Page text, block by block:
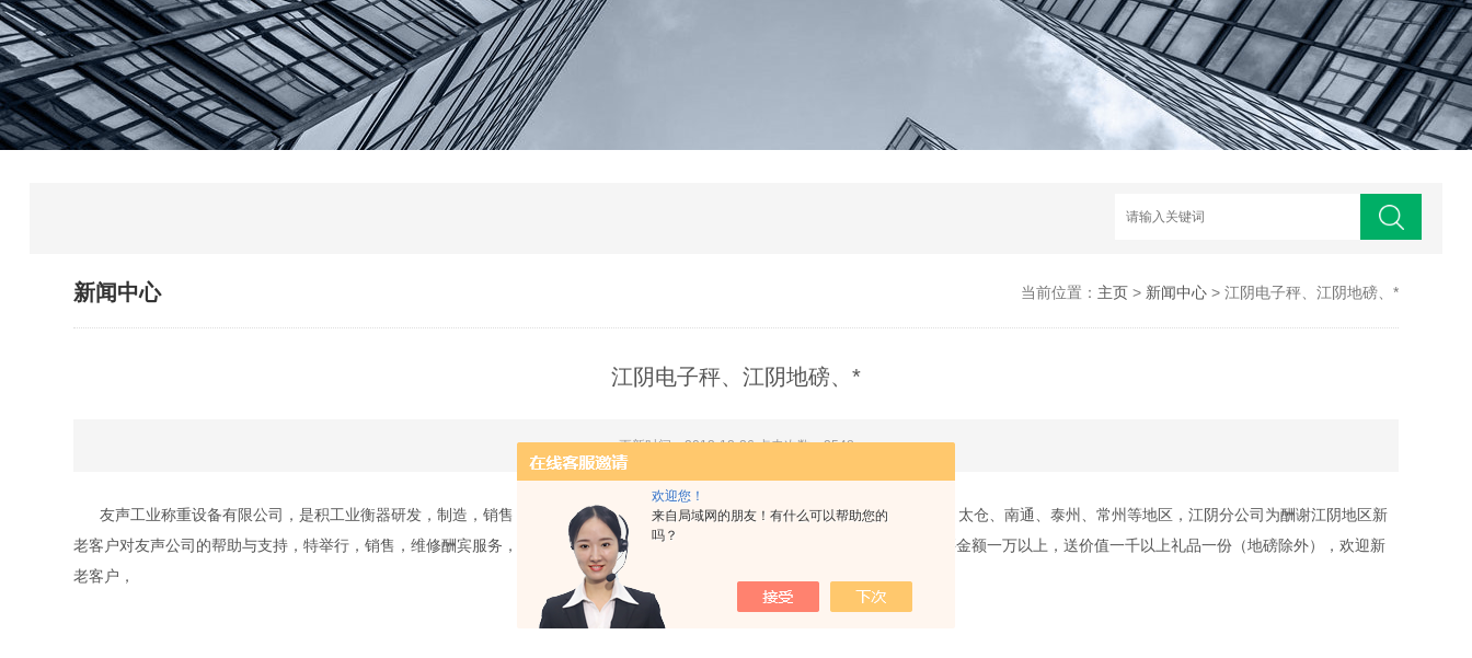
欢迎您！
来自局域网的朋友！有什么可以帮助您的
吗？
新闻中心 当前位置： 主页> 新闻中心> 江阴电子秤、江阴地磅、*
江阴电子秤、江阴地磅、*
更新时间：2013-12-26 点击次数：2548
友声工业称重设备有限公司，是积工业衡器研发，制造，销售，服务为一体的专业化公司，服务于江阴、张家港、无锡、常熟、太仓、南通、泰州、常州等地区，江阴分公司为酬谢江阴地区新
老客户对友声公司的帮助与支持，特举行，销售，维修酬宾服务，凡是在江阴购买电子秤一台以上送健康秤一台，加保6个月，购买金额一万以上，送价值一千以上礼品一份（地磅除外），欢迎新
老客户，